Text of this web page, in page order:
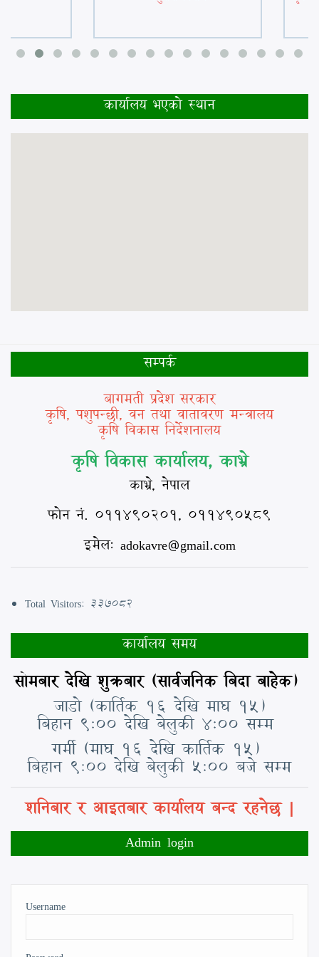
कार्यालय भएकाे स्थान
सम्पर्क
बागमती प्रदेश सरकार
कृषि, पशुपन्छी, वन तथा वातावरण मन्त्रालय
कृषि विकास निर्देशनालय
कृषि विकास कार्यालय, काभ्रे
काभ्रे, नेपाल
फोन नं. ०११४९०२०१, ०११४९०५८९
इमेल: adokavre@gmail.com
Total Visitors: 337082
कार्यालय समय
सोमबार देखि शुक्रबार (सार्वजनिक बिदा बाहेक)
जाडो (कार्तिक १६ देखि माघ १५)
बिहान ९:०० देखि बेलुकी ४:०० सम्म
गर्मी (माघ १६ देखि कार्तिक १५)
बिहान ९:०० देखि बेलुकी ५:०० बजे सम्म
शनिबार र आइतबार कार्यालय बन्द रहनेछ |
Admin login
Username